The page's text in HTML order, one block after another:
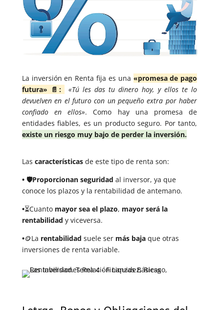
La inversión en Renta fija es una «promesa de pago
futura» 📄:
«Tú les das tu dinero hoy, y ellos te lo
devuelven en el futuro con un pequeño extra por haber
confiado en ellos». Como hay una promesa de
entidades fiables, es un producto seguro. Por tanto,
existe un riesgo muy bajo de perder la inversión.
Las característicasde este tipo de renta son:
• 🛡️Proporcionan seguridad al inversor, ya que
conoce los plazos y la rentabilidad de antemano.
•⏳Cuanto mayor sea el plazo, mayor será la
rentabilidad y viceversa.
•🪙La rentabilidad suele ser más bajaque otras
inversiones de renta variable.